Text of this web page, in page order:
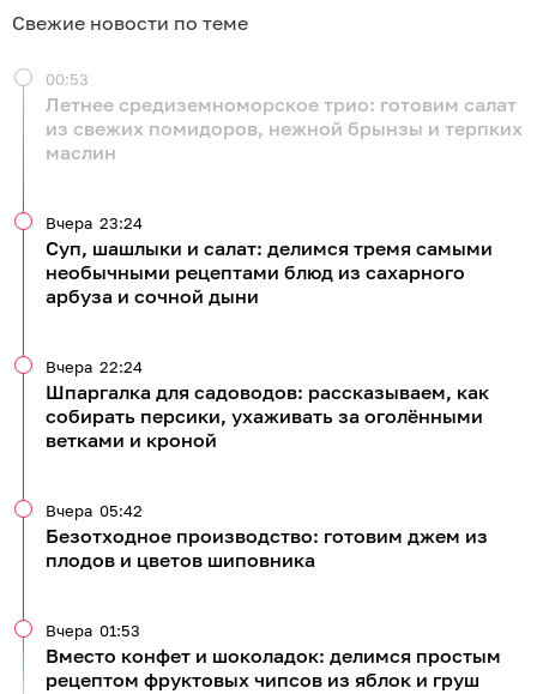
Свежие новости по теме
Летнее средиземноморское трио: готовим салат
из свежих помидоров, нежной брынзы и терпких
маслин
00:53
Суп, шашлыки и салат: делимся тремя самыми
необычными рецептами блюд из сахарного
арбуза и сочной дыни
Вчера 23:24
Шпаргалка для садоводов: рассказываем, как
собирать персики, ухаживать за оголёнными
ветками и кроной
Вчера 22:24
Безотходное производство: готовим джем из
плодов и цветов шиповника
Вчера 05:42
Вместо конфет и шоколадок: делимся простым
рецептом фруктовых чипсов из яблок и груш
Вчера 01:53